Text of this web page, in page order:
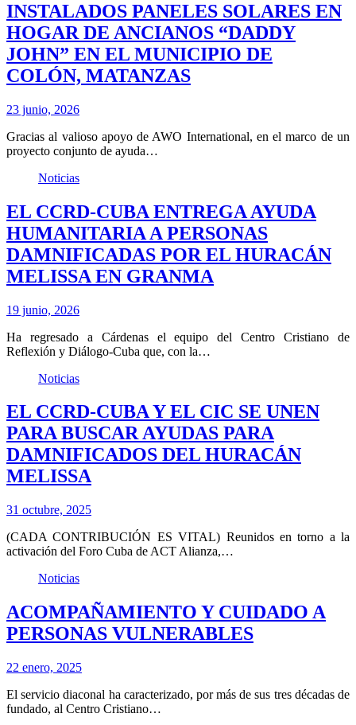
INSTALADOS PANELES SOLARES EN
HOGAR DE ANCIANOS “DADDY
JOHN” EN EL MUNICIPIO DE
COLÓN, MATANZAS
23 junio, 2026
Gracias al valioso apoyo de AWO International, en el marco de un
proyecto conjunto de ayuda…
Noticias
EL CCRD-CUBA ENTREGA AYUDA
HUMANITARIA A PERSONAS
DAMNIFICADAS POR EL HURACÁN
MELISSA EN GRANMA
19 junio, 2026
Ha regresado a Cárdenas el equipo del Centro Cristiano de
Reflexión y Diálogo-Cuba que, con la…
Noticias
EL CCRD-CUBA Y EL CIC SE UNEN
PARA BUSCAR AYUDAS PARA
DAMNIFICADOS DEL HURACÁN
MELISSA
31 octubre, 2025
(CADA CONTRIBUCIÓN ES VITAL) Reunidos en torno a la
activación del Foro Cuba de ACT Alianza,…
Noticias
ACOMPAÑAMIENTO Y CUIDADO A
PERSONAS VULNERABLES
22 enero, 2025
El servicio diaconal ha caracterizado, por más de sus tres décadas de
fundado, al Centro Cristiano…